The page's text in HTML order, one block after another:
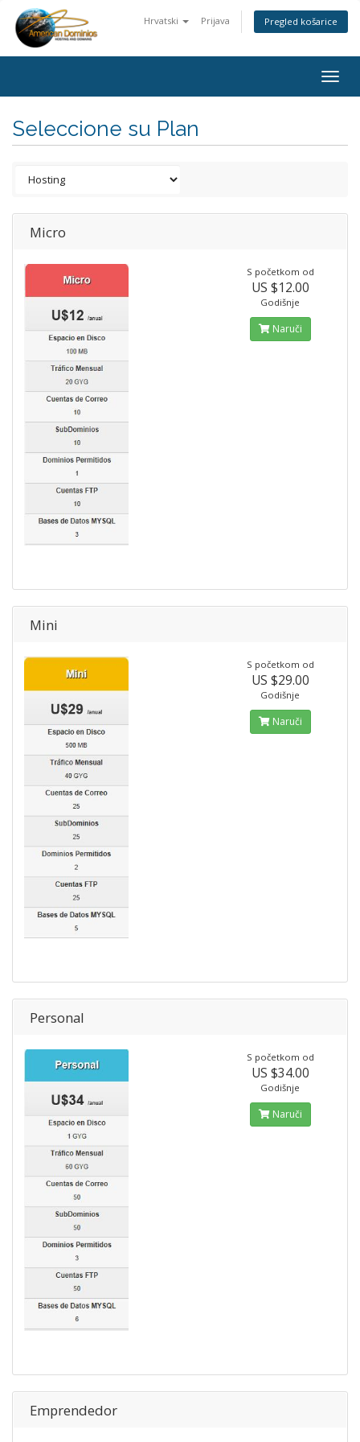
Hrvatski Prijava Pregled košarice
Seleccione su Plan
Micro
S početkom od
US $12.00
Godišnje
Naruči
Mini
S početkom od
US $29.00
Godišnje
Naruči
Personal
S početkom od
US $34.00
Godišnje
Naruči
Emprendedor